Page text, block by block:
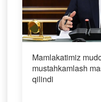
Mamlakatimiz
mustahkamlash
qilindi